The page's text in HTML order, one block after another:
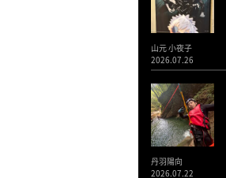
山元 小夜子
2026.07.26
丹羽陽向
2026.07.22